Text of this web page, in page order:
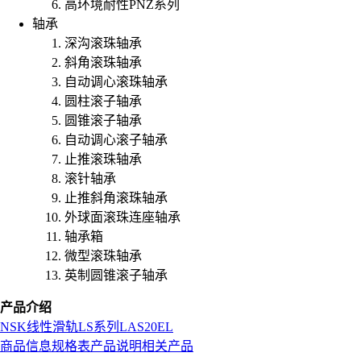
高环境耐性PNZ系列
轴承
深沟滚珠轴承
斜角滚珠轴承
自动调心滚珠轴承
圆柱滚子轴承
圆锥滚子轴承
自动调心滚子轴承
止推滚珠轴承
滚针轴承
止推斜角滚珠轴承
外球面滚珠连座轴承
轴承箱
微型滚珠轴承
英制圆锥滚子轴承
产品介绍
NSK线性滑轨LS系列 LAS20EL
商品信息规格表产品说明相关产品